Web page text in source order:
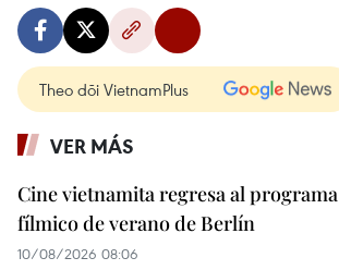
Theo dõi VietnamPlus
VER MÁS
Cine vietnamita regresa al programa
fílmico de verano de Berlín
10/08/2026 08:06